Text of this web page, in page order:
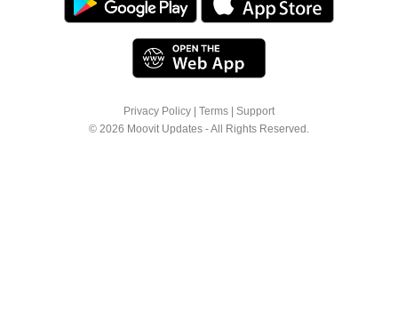
Privacy Policy Terms
Support
© 2026 Moovit Updates - All Rights Reserved.